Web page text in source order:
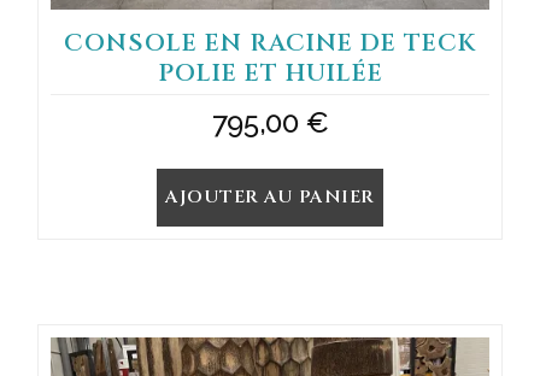
CONSOLE EN RACINE DE TECK
POLIE ET HUILÉE
795,00 €
AJOUTER AU PANIER